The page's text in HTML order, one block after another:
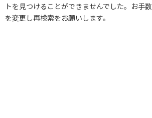
トを見つけることができませんでした。お手
を変更し再検索をお願いします。